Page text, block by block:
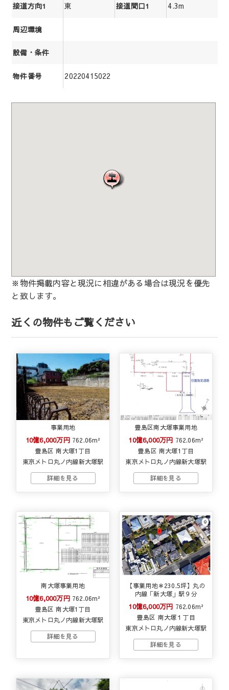
接道方向1 東 接道間口1 4.3m
周辺環境
設備・条件
物件番号 20220415022
※物件掲載内容と現況に相違がある場合は現況を優先
と致します。
近くの物件もご覧ください
事業用地
10億6,000万円 762.06m²
豊島区 南大塚1丁目
東京メトロ丸ノ内線新大塚駅
豊島区南大塚事業用地
10億6,000万円 762.06m²
豊島区 南大塚1丁目
東京メトロ丸ノ内線新大塚駅
南大塚事業用地
10億6,000万円 762.06m²
豊島区 南大塚1丁目
東京メトロ丸ノ内線新大塚駅
【事業用地＊230.5坪】丸の
内線「新大塚」駅９分
10億6,000万円 762.06m²
豊島区 南大塚１丁目
東京メトロ丸ノ内線新大塚駅